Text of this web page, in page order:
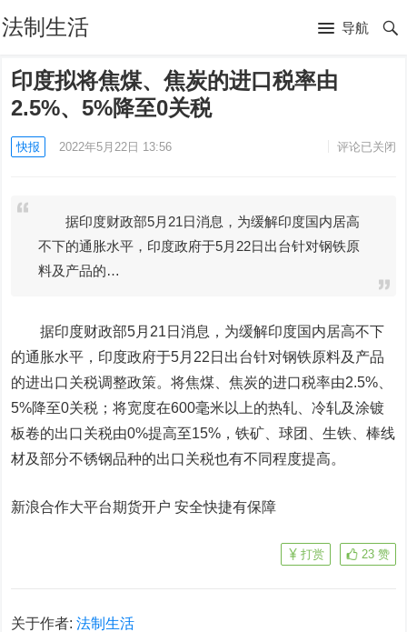
法制生活 导航
印度拟将焦煤、焦炭的进口税率由
2.5%、5%降至0关税
快报 2022年5月22日 13:56 评论已关闭
据印度财政部5月21日消息，为缓解印度国内居高
不下的通胀水平，印度政府于5月22日出台针对钢铁原
料及产品的…
据印度财政部5月21日消息，为缓解印度国内居高不下
的通胀水平，印度政府于5月22日出台针对钢铁原料及产品
的进出口关税调整政策。将焦煤、焦炭的进口税率由2.5%、
5%降至0关税；将宽度在600毫米以上的热轧、冷轧及涂镀
板卷的出口关税由0%提高至15%，铁矿、球团、生铁、棒线
材及部分不锈钢品种的出口关税也有不同程度提高。
新浪合作大平台期货开户 安全快捷有保障
23 赞
打赏
关于作者:法制生活